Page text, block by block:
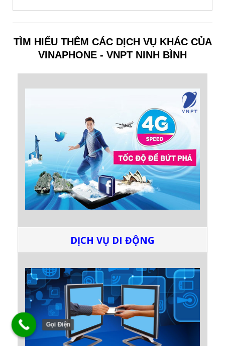
TÌM HIỂU THÊM CÁC DỊCH VỤ KHÁC CỦA
VINAPHONE - VNPT NINH BÌNH
DỊCH VỤ DI ĐỘNG
Gọi Điện